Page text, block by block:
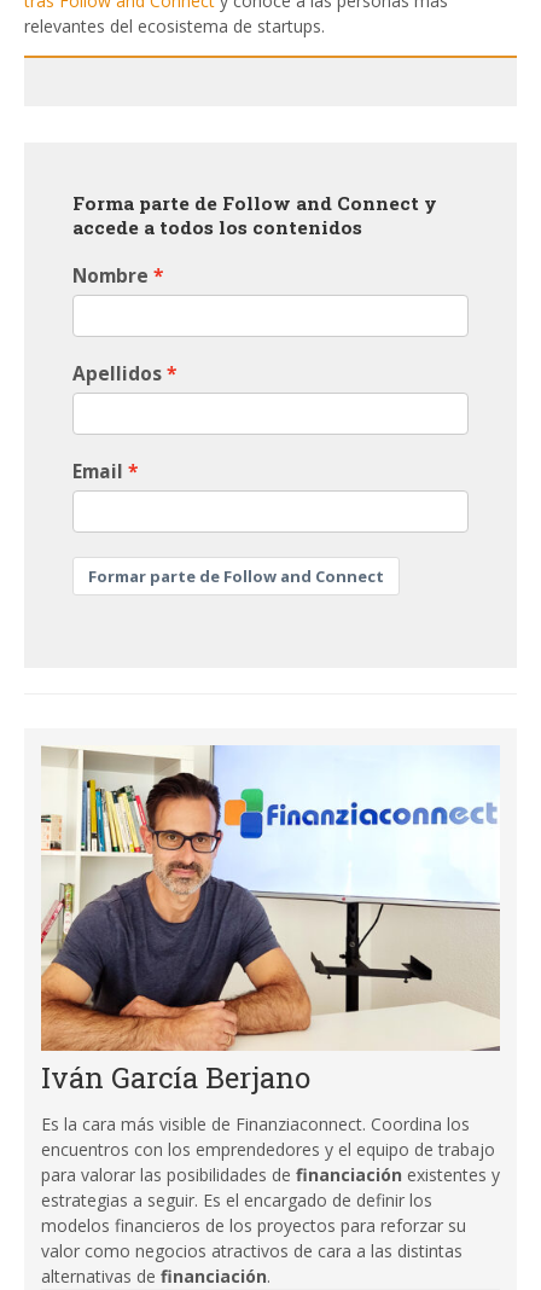
relevantes del ecosistema de startups.
Forma parte de Follow and Connect y
accede a todos los contenidos
Nombre
Apellidos
Email
Formar parte de Follow and Connect
Iván García Berjano
Es la cara más visible de Finanziaconnect. Coordina los
encuentros con los emprendedores y el equipo de trabajo
para valorar las posibilidades de financiación existentes y
estrategias a seguir. Es el encargado de definir los
modelos financieros de los proyectos para reforzar su
valor como negocios atractivos de cara a las distintas
alternativas de financiación.